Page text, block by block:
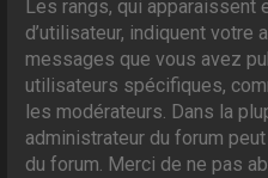
Les rangs, qui apparaissent
d’utilisateur, indiquent votre
messages que vous avez
utilisateurs spécifiques,
les modérateurs. Dans la
administrateur du forum
du forum. Merci de ne pas